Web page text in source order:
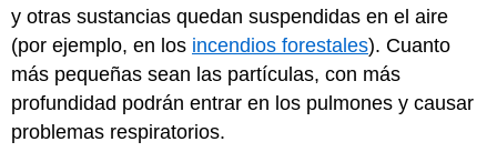
y otras sustancias quedan suspendidas en el aire
(por ejemplo, en los incendios forestales). Cuanto
más pequeñas sean las partículas, con más
profundidad podrán entrar en los pulmones y causar
problemas respiratorios.